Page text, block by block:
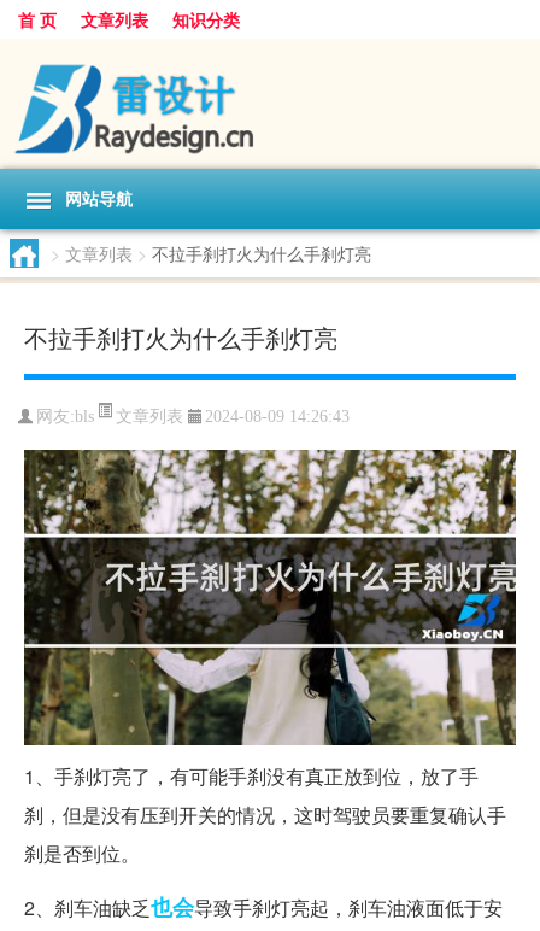
首 页 文章列表 知识分类
网站导航
> 文章列表 > 不拉手刹打火为什么手刹灯亮
不拉手刹打火为什么手刹灯亮
网友:bls 文章列表 2024-08-09 14:26:43
1、手刹灯亮了，有可能手刹没有真正放到位，放了手
刹，但是没有压到开关的情况，这时驾驶员要重复确认手
刹是否到位。
2、刹车油缺乏也会导致手刹灯亮起，刹车油液面低于安